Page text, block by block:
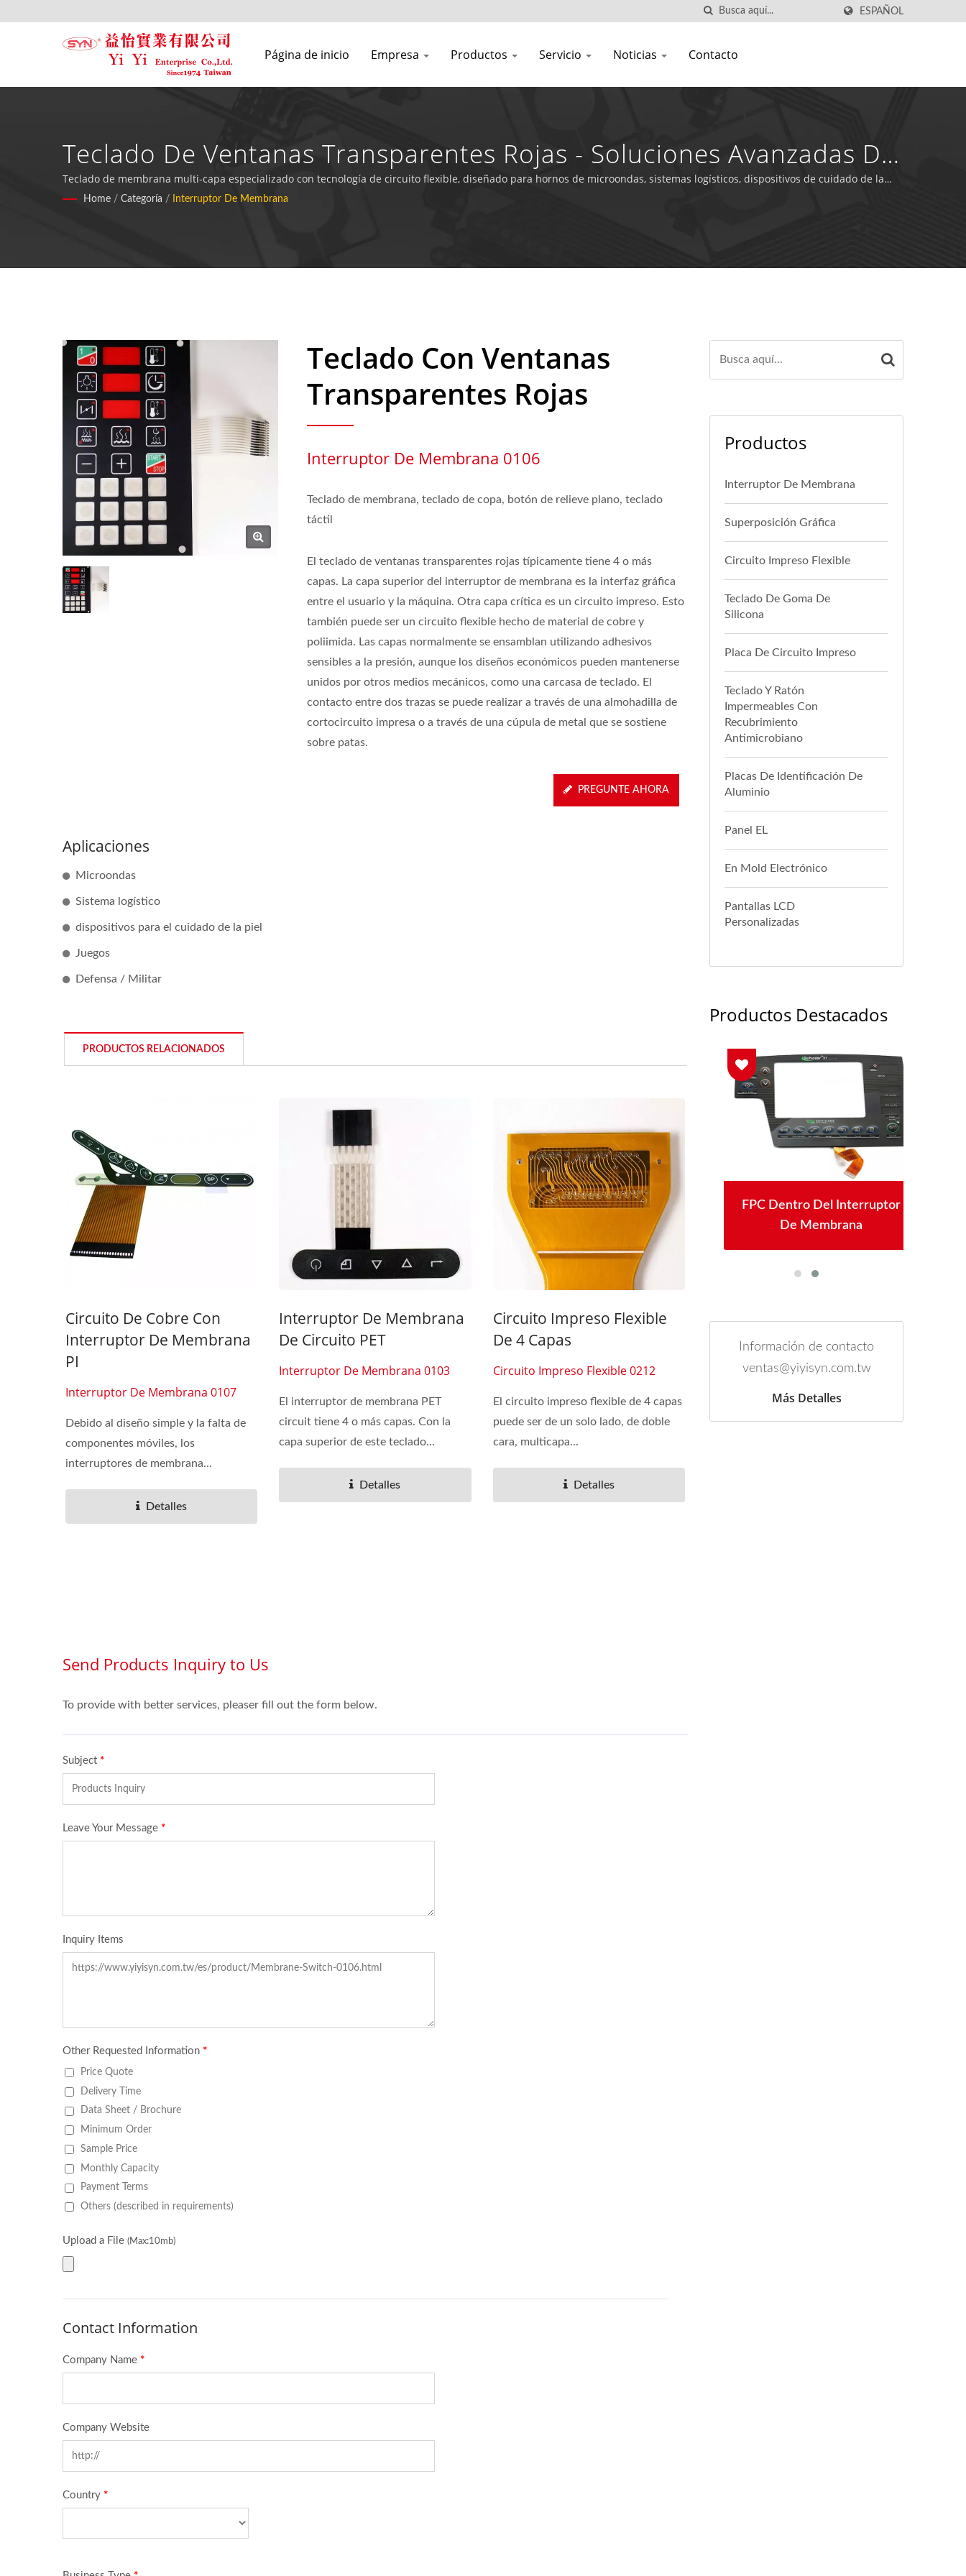
ESPAÑOL
Página de inicio Empresa Productos Servicio Noticias Contacto
Teclado De Ventanas Transparentes Rojas - Soluciones Avanzadas De
Interruptores De Membrana
Teclado de membrana multi-capa especializado con tecnología de circuito flexible, diseñado para hornos de microondas, sistemas logísticos, dispositivos de cuidado de la
piel, juegos y aplicaciones militares con 52 años de experiencia en fabricación.
Home / Categoría / Interruptor De Membrana
Teclado Con Ventanas
Transparentes Rojas
Interruptor De Membrana 0106
Teclado de membrana, teclado de copa, botón de relieve plano, teclado
táctil
El teclado de ventanas transparentes rojas típicamente tiene 4 o más
capas. La capa superior del interruptor de membrana es la interfaz gráfica
entre el usuario y la máquina. Otra capa crítica es un circuito impreso. Esto
también puede ser un circuito flexible hecho de material de cobre y
poliimida. Las capas normalmente se ensamblan utilizando adhesivos
sensibles a la presión, aunque los diseños económicos pueden mantenerse
unidos por otros medios mecánicos, como una carcasa de teclado. El
contacto entre dos trazas se puede realizar a través de una almohadilla de
cortocircuito impresa o a través de una cúpula de metal que se sostiene
sobre patas.
PREGUNTE AHORA
Aplicaciones
Microondas
Sistema logístico
dispositivos para el cuidado de la piel
Juegos
Defensa / Militar
PRODUCTOS RELACIONADOS
Circuito De Cobre Con
Interruptor De Membrana
PI
Interruptor De Membrana 0107
Debido al diseño simple y la falta de
componentes móviles, los
interruptores de membrana...
Detalles
Interruptor De Membrana
De Circuito PET
Interruptor De Membrana 0103
El interruptor de membrana PET
circuit tiene 4 o más capas. Con la
capa superior de este teclado...
Detalles
Circuito Impreso Flexible
De 4 Capas
Circuito Impreso Flexible 0212
El circuito impreso flexible de 4 capas
puede ser de un solo lado, de doble
cara, multicapa...
Detalles
Productos
Interruptor De Membrana
Superposición Gráfica
Circuito Impreso Flexible
Teclado De Goma De
Silicona
Placa De Circuito Impreso
Teclado Y Ratón
Impermeables Con
Recubrimiento
Antimicrobiano
Placas De Identificación De
Aluminio
Panel EL
En Mold Electrónico
Pantallas LCD
Personalizadas
Productos Destacados
Interruptor De Membrana De
Siete Segmentos
FPC Dentro Del Interruptor
De Membrana
Interruptor De Membrana De
FPC Dentro Del Interruptor
De Membrana
Información de contacto
ventas@yiyisyn.com.tw
Más Detalles